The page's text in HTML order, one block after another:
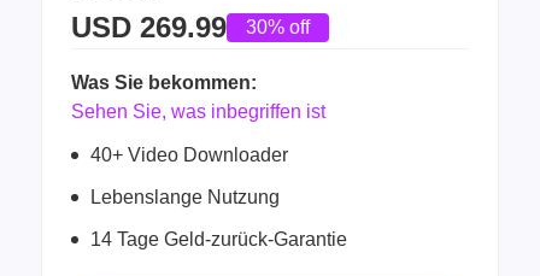
USD 269.99 30% off
Was Sie bekommen:
Sehen Sie, was inbegriffen ist
40+ Video Downloader
Lebenslange Nutzung
14 Tage Geld-zurück-Garantie